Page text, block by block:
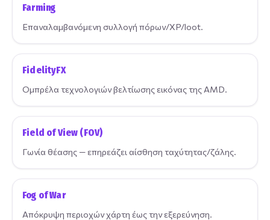
Farming
Επαναλαμβανόμενη συλλογή πόρων/XP/loot.
FidelityFX
Ομπρέλα τεχνολογιών βελτίωσης εικόνας της AMD.
Field of View (FOV)
Γωνία θέασης — επηρεάζει αίσθηση ταχύτητας/ζάλης.
Fog of War
Απόκρυψη περιοχών χάρτη έως την εξερεύνηση.